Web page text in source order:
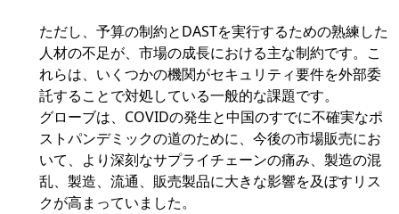
ただし、予算の制約とDASTを実行するための熟練した
人材の不足が、市場の成長における主な制約です。こ
れらは、いくつかの機関がセキュリティ要件を外部委
託することで対処している一般的な課題です。
グローブは、COVIDの発生と中国のすでに不確実なポ
ストパンデミックの道のために、今後の市場販売にお
いて、より深刻なサプライチェーンの痛み、製造の混
乱、製造、流通、販売製品に大きな影響を及ぼすリス
クが高まっていました。